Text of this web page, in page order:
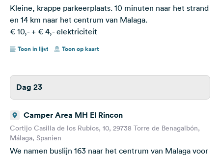
Kleine, krappe parkeerplaats. 10 minuten naar het strand
en 14 km naar het centrum van Malaga.
€ 10,- + € 4,- elektriciteit
Toon in lijst Toon op kaart
Dag 23
Camper Area MH El Rincon
Cortijo Casilla de los Rubios, 10, 29738 Torre de Benagalbón,
Málaga, Spanien
We namen buslijn 163 naar het centrum van Malaga voor